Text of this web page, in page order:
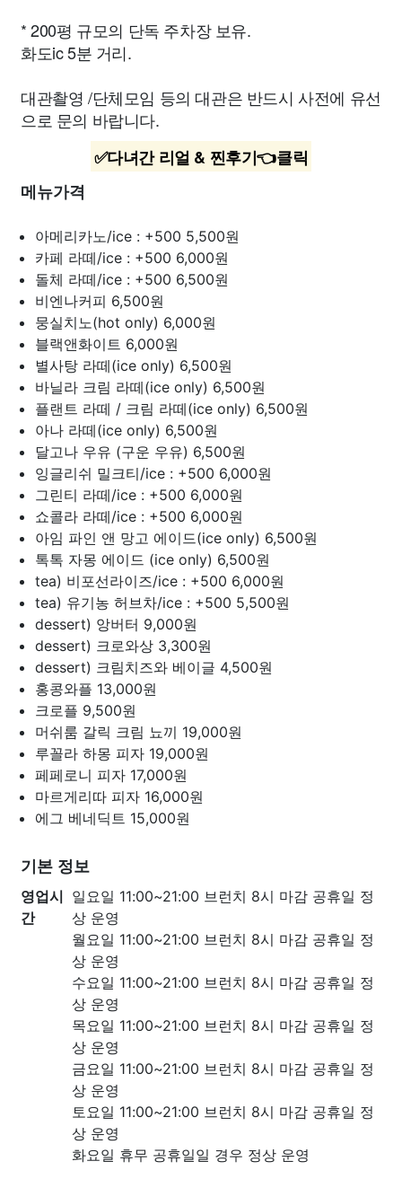
* 200평 규모의 단독 주차장 보유.
화도ic 5분 거리.
대관촬영 /단체모임 등의 대관은 반드시 사전에 유선
으로 문의 바랍니다.
✅다녀간 리얼 & 찐후기👈클릭
메뉴가격
아메리카노/ice : +500 5,500원
카페 라떼/ice : +500 6,000원
돌체 라떼/ice : +500 6,500원
비엔나커피 6,500원
뭉실치노(hot only) 6,000원
블랙앤화이트 6,000원
별사탕 라떼(ice only) 6,500원
바닐라 크림 라떼(ice only) 6,500원
플랜트 라떼 / 크림 라떼(ice only) 6,500원
아나 라떼(ice only) 6,500원
달고나 우유 (구운 우유) 6,500원
잉글리쉬 밀크티/ice : +500 6,000원
그린티 라떼/ice : +500 6,000원
쇼콜라 라떼/ice : +500 6,000원
아임 파인 앤 망고 에이드(ice only) 6,500원
톡톡 자몽 에이드 (ice only) 6,500원
tea) 비포선라이즈/ice : +500 6,000원
tea) 유기농 허브차/ice : +500 5,500원
dessert) 앙버터 9,000원
dessert) 크로와상 3,300원
dessert) 크림치즈와 베이글 4,500원
홍콩와플 13,000원
크로플 9,500원
머쉬룸 갈릭 크림 뇨끼 19,000원
루꼴라 하몽 피자 19,000원
페페로니 피자 17,000원
마르게리따 피자 16,000원
에그 베네딕트 15,000원
기본 정보
영업시
간
일요일 11:00~21:00 브런치 8시 마감 공휴일 정
상 운영
월요일 11:00~21:00 브런치 8시 마감 공휴일 정
상 운영
수요일 11:00~21:00 브런치 8시 마감 공휴일 정
상 운영
목요일 11:00~21:00 브런치 8시 마감 공휴일 정
상 운영
금요일 11:00~21:00 브런치 8시 마감 공휴일 정
상 운영
토요일 11:00~21:00 브런치 8시 마감 공휴일 정
상 운영
화요일 휴무 공휴일일 경우 정상 운영